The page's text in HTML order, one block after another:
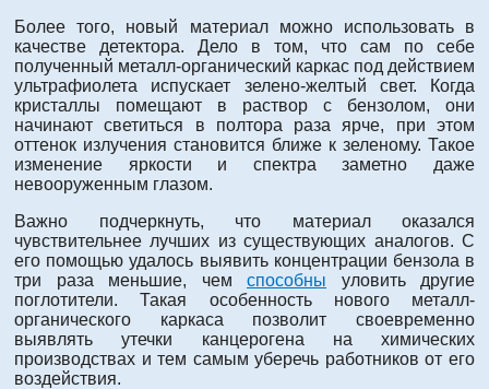
Более того, новый материал можно использовать в
качестве детектора. Дело в том, что сам по себе
полученный металл-органический каркас под действием
ультрафиолета испускает зелено-желтый свет. Когда
кристаллы помещают в раствор с бензолом, они
начинают светиться в полтора раза ярче, при этом
оттенок излучения становится ближе к зеленому. Такое
изменение яркости и спектра заметно даже
невооруженным глазом.
Важно подчеркнуть, что материал оказался
чувствительнее лучших из существующих аналогов. С
его помощью удалось выявить концентрации бензола в
три раза меньшие, чем способны уловить другие
поглотители. Такая особенность нового металл-
органического каркаса позволит своевременно
выявлять утечки канцерогена на химических
производствах и тем самым уберечь работников от его
воздействия.